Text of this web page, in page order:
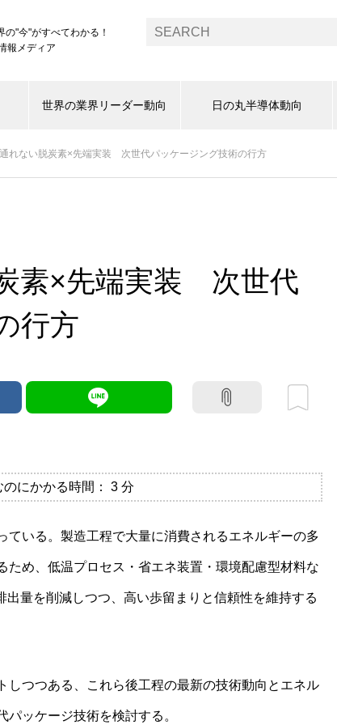
の"今"がすべてわかる！
報メディア
世界の業界リーダー動向 日の丸半導体動向
れない脱炭素×先端実装 次世代パッケージング技術の行方
素×先端実装 次世代
行方
にかかる時間： 3 分
いる。製造工程で大量に消費されるエネルギーの多
め、低温プロセス・省エネ装置・環境配慮型材料な
量を削減しつつ、高い歩留まりと信頼性を維持する
つつある、これら後工程の最新の技術動向とエネル
ッケージ技術を検討する。